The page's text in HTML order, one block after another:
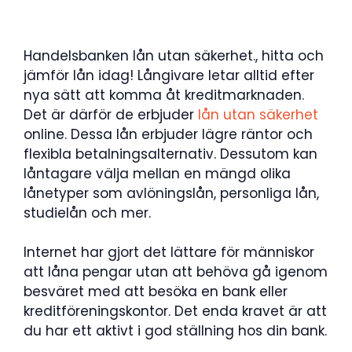
Handelsbanken lån utan säkerhet., hitta och
jämför lån idag! Långivare letar alltid efter
nya sätt att komma åt kreditmarknaden.
Det är därför de erbjuder lån utan säkerhet
online. Dessa lån erbjuder lägre räntor och
flexibla betalningsalternativ. Dessutom kan
låntagare välja mellan en mängd olika
lånetyper som avlöningslån, personliga lån,
studielån och mer.
Internet har gjort det lättare för människor
att låna pengar utan att behöva gå igenom
besväret med att besöka en bank eller
kreditföreningskontor. Det enda kravet är att
du har ett aktivt i god ställning hos din bank.